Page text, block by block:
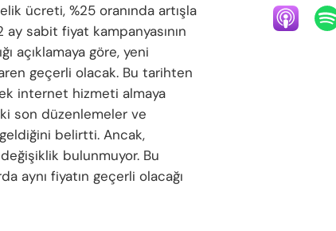
ücreti, %25 oranında artışla
ay sabit fiyat kampanyasının
açıklamaya göre, yeni
geçerli olacak. Bu tarihten
internet hizmeti almaya
son düzenlemeler ve
belirtti. Ancak,
bulunmuyor. Bu
aynı fiyatın geçerli olacağı